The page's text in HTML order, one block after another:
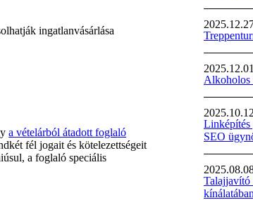
ingatlanvásárlása
a vételárból átadott foglaló
fél jogait és kötelezettségeit
a foglaló speciális
Alkoholos
Linképítés
SEO
Talajjavító
kínálatában